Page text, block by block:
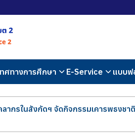
ศทางการศึกษา E-Service แบบฟ
ากรในสังกัดฯ จัดกิจกรรมเคารพธงช